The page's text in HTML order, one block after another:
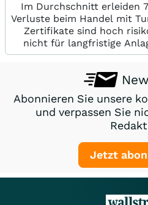
Im Durchschnitt erleiden
Verluste beim Handel mit
Zertifikate sind hoch
nicht für langfristige
Abonnieren Sie unsere
und verpassen Sie
Jetzt